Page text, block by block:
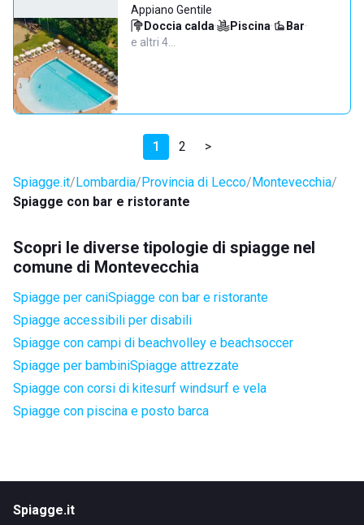
Appiano Gentile
Doccia calda· Piscina· Bar·
e altri 4…
1 2 >
Spiagge.it Lombardia Provincia di Lecco Montevecchia
Spiagge con bar e ristorante
Scopri le diverse tipologie di spiagge nel
comune di Montevecchia
Spiagge per caniSpiagge con bar e ristorante
Spiagge accessibili per disabili
Spiagge con campi di beachvolley e beachsoccer
Spiagge per bambiniSpiagge attrezzate
Spiagge con corsi di kitesurf windsurf e vela
Spiagge con piscina e posto barca
Spiagge.it